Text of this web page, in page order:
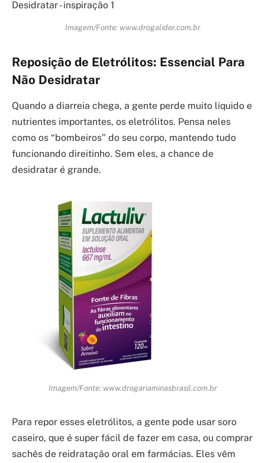
Imagem/Fonte: www.drogalider.com.br
Reposição de Eletrólitos: Essencial Para
Não Desidratar
Quando a diarreia chega, a gente perde muito líquido e
nutrientes importantes, os eletrólitos. Pensa neles
como os “bombeiros” do seu corpo, mantendo tudo
funcionando direitinho. Sem eles, a chance de
desidratar é grande.
Imagem/Fonte: www.drogariaminasbrasil.com.br
Para repor esses eletrólitos, a gente pode usar soro
caseiro, que é super fácil de fazer em casa, ou comprar
sachês de reidratação oral em farmácias. Eles vêm